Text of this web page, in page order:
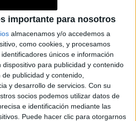
importante para nosotros
almacenamos y/o accedemos a
como cookies, y procesamos
únicos e información
para publicidad y contenido
publicidad y contenido,
y desarrollo de servicios. Con su
socios podemos utilizar datos de
e identificación mediante las
Puede hacer clic para otorgarnos
Parabrisas
Lunateen Break BATimes
- Todos los derechos reservados
Intelectual: Nro. 5346433